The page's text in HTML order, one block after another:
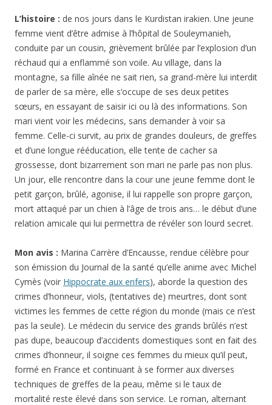
L’histoire : de nos jours dans le Kurdistan irakien. Une jeune
femme vient d’être admise à l’hôpital de Souleymanieh,
conduite par un cousin, grièvement brûlée par l’explosion d’un
réchaud qui a enflammé son voile. Au village, dans la
montagne, sa fille aînée ne sait rien, sa grand-mère lui interdit
de parler de sa mère, elle s’occupe de ses deux petites
sœurs, en essayant de saisir ici ou là des informations. Son
mari vient voir les médecins, sans demander à voir sa
femme. Celle-ci survit, au prix de grandes douleurs, de greffes
et d’une longue rééducation, elle tente de cacher sa
grossesse, dont bizarrement son mari ne parle pas non plus.
Un jour, elle rencontre dans la cour une jeune femme dont le
petit garçon, brûlé, agonise, il lui rappelle son propre garçon,
mort attaqué par un chien à l’âge de trois ans… le début d’une
relation amicale qui lui permettra de révéler son lourd secret.
Mon avis : Marina Carrère d’Encausse, rendue célèbre pour
son émission du Journal de la santé qu’elle anime avec Michel
Cymès (voir Hippocrate aux enfers), aborde la question des
crimes d’honneur, viols, (tentatives de) meurtres, dont sont
victimes les femmes de cette région du monde (mais ce n’est
pas la seule). Le médecin du service des grands brûlés n’est
pas dupe, beaucoup d’accidents domestiques sont en fait des
crimes d’honneur, il soigne ces femmes du mieux qu’il peut,
formé en France et continuant à se former aux diverses
techniques de greffes de la peau, même si le taux de
mortalité reste élevé dans son service. Le roman, alternant